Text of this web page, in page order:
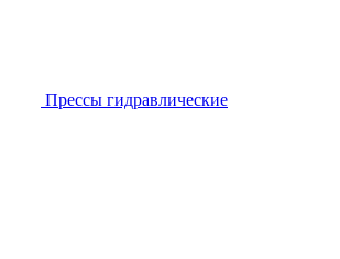
Прессы гидравлические